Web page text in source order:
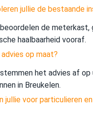
jullie de bestaande
de
haalbaarheid vooraf.
advies op maat?
het advies af
in Breukelen.
jullie voor particulieren